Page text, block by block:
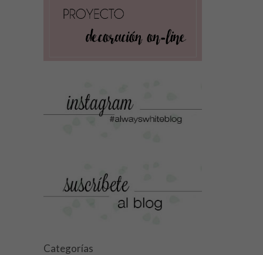
Categorías